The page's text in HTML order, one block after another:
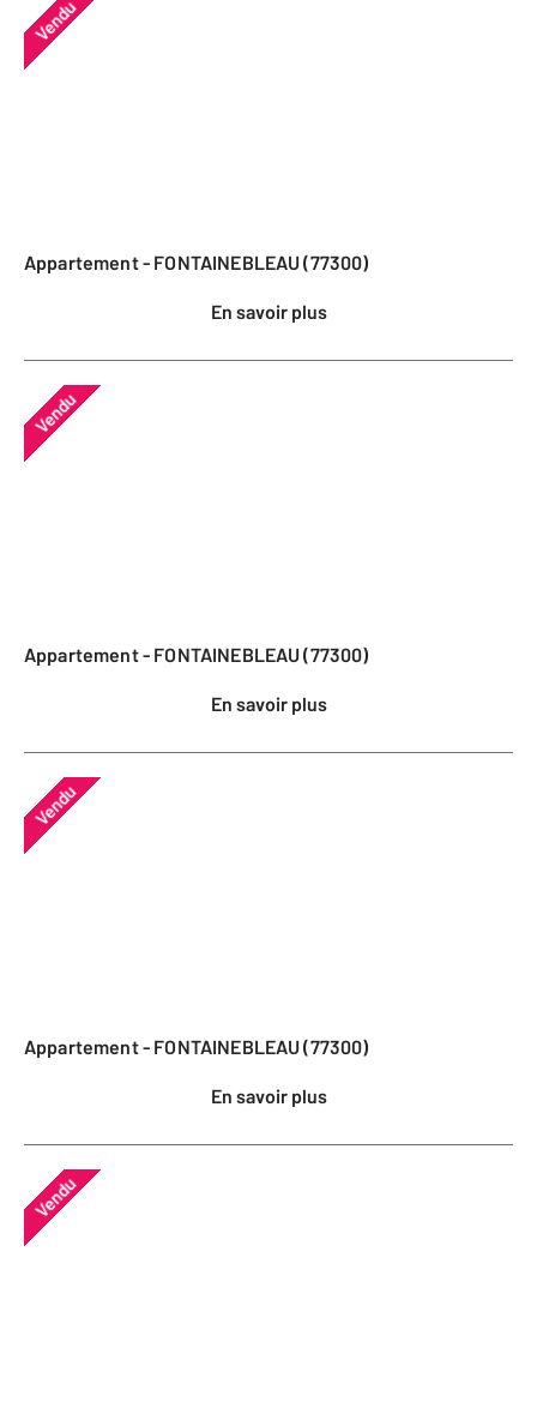
Vendu
Appartement - FONTAINEBLEAU (77300)
En savoir plus
Vendu
Appartement - FONTAINEBLEAU (77300)
En savoir plus
Vendu
Appartement - FONTAINEBLEAU (77300)
En savoir plus
Vendu